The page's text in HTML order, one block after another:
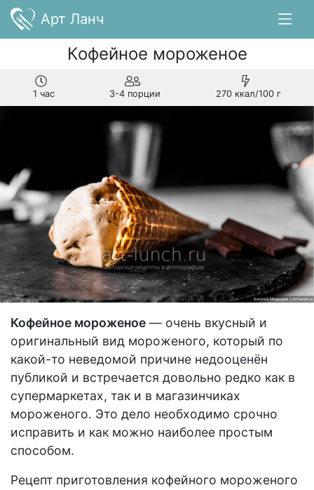
Арт Ланч
Кофейное мороженое
1 час 3-4 порции 270 ккал/100 г
Кофейное мороженое — очень вкусный и
оригинальный вид мороженого, который по
какой-то неведомой причине недооценён
публикой и встречается довольно редко как в
супермаркетах, так и в магазинчиках
мороженого. Это дело необходимо срочно
исправить и как можно наиболее простым
способом.
Рецепт приготовления кофейного мороженого